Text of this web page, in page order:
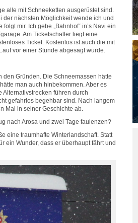
alle mit Schneeketten ausgerüstet sind.
der nächsten Möglichkeit wende ich und
mir. Ich gebe „Bahnhof“ in’s Navi ein
Am Ticketschalter liegt eine
Ticket. Kostenlos ist auch die mit
vor einer Stunde abgesagt wurde.
den Gründen. Die Schneemassen hätte
man auch hinbekommen. Aber es
Alternativstrecken führen durch
gefahrlos begehbar sind. Nach langem
Mal in seiner Geschichte ab.
nach Arosa und zwei Tage faulenzen?
eine traumhafte Winterlandschaft. Statt
ein Wunder, dass er überhaupt fährt und